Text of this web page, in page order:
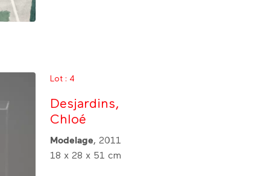
Lot : 4
Desjardins,
Chloé
Modelage, 2011
18 x 28 x 51 cm